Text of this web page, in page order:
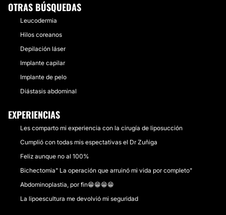
OTRAS BÚSQUEDAS
Leucodermia
Hilos coreanos
Depilación láser
Implante capilar
Implante de pelo
Diástasis abdominal
EXPERIENCIAS
Les comparto mi experiencia con la cirugía de liposucción
Cumplió con todas mis espectativas el Dr Zuñiga
Feliz aunque no al 100%
Bichectomia" La operación que arruinó mi vida por completo"
Abdominoplastia, por fin😁😁😁😁
La lipoescultura me devolvió mi seguridad